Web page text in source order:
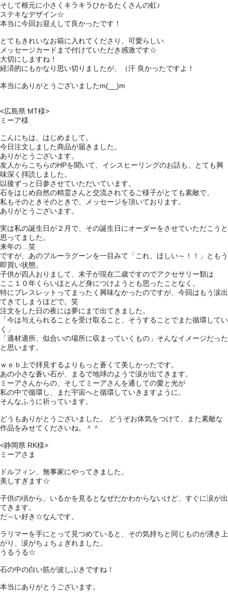
そして根元に小さくキラキラひかるたくさんの虹♪
ステキなデザイン☆
本当に今回お迎えして良かったです！
とてもきれいなお箱に入れてくださり、可愛らしい
メッセージカードまで付けていただき感激です☆
大切にしますね！
経済的にもかなり思い切りましたが、（汗 良かったですよ！
本当にありがとうございましたm(__)m
<広島県 MT様>
ミーア様
こんにちは、はじめまして。
今日注文しました商品が届きました。
ありがとうございます。
友人からこちらのHPを聞いて、イシスヒーリングのお話も、とても興
味深く拝読しました。
以後ずっと日参させていただいています。
石をはじめ自然の精霊さんと交流されてるご様子がとても素敵で、
私もそのときそのときで、メッセージを頂いております。
ありがとうございます。
実は私の誕生日が２月で、その誕生日にオーダーをさせていただこうと
思ってました。
来年の…笑
ですが、あのブルーラグーンを一目みて「これ、ほしい～！！」ともう
即買い状態。
子供が四人おりまして、末子が現在二歳ですのでアクセサリー類は
ここ１０年くらいほとんど身につけようとも思ったことなく。
特にブレスレットってまったく興味なかったのですが、今回はもう涙出
てきてしまうほどで。笑
注文をした日の夜には夢にまで出てきました。
「今は与えられることを受け取ること、そうすることでまた循環してい
く」
「適材適所、似合いの場所に収まっていくもの」そんなイメージだった
と思います。
ｗｅｂ上で拝見するよりもっと蒼くて美しかったです。
あの小さな蒼い石が、まるで地球のようで涙が出てきます。
ミーアさんからの、そしてミーアさんを通しての愛と光が
私の中で循環し、また宇宙へと循環していきますように。
そんなふうに祈っています。
どうもありがとうございました。 どうぞお体気をつけて、また素敵な
作品をみせてくださいね。＾＾
<静岡県 RK様>
ミーアさま
ドルフィン、無事家にやってきました。
美しすぎます☆
子供の頃から、いるかを見るとなぜだかわからないけど、すぐに涙が出
てきます。
だ～い好き☆なんです。
ラリマーを手にとって見つめていると、その気持ちと同じものが湧き上
がり、涙がちょちょぎれました。
うるうる☆
石の中の白い筋が波しぶきですね！
本当にありがとうございます。